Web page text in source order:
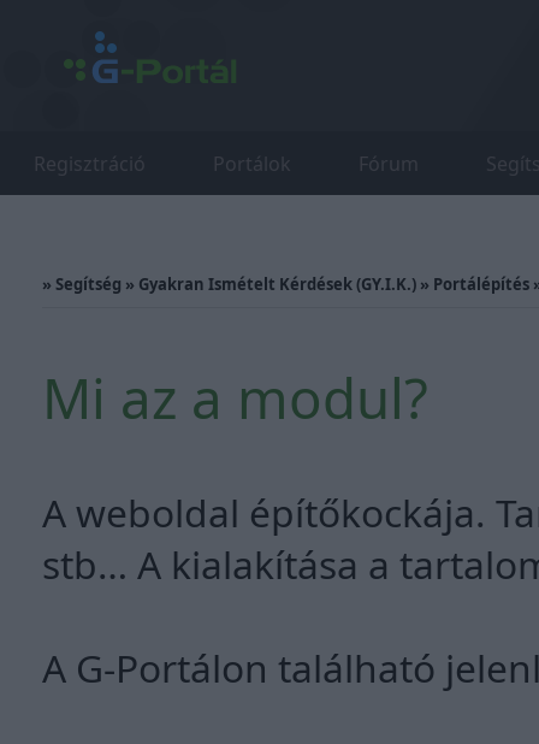
Regisztráció Portálok Fórum
» Segítség » Gyakran Ismételt Kérdések (GY.I.K.) » Portálépítés
Mi az a modul?
A weboldal építőkockája.
stb… A kialakítása a
A G-Portálon található